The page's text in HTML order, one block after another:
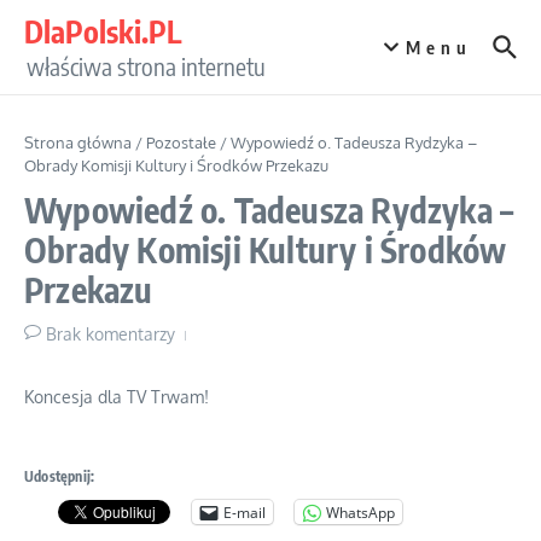
DlaPolski.PL
właściwa strona internetu
Menu
Strona główna / Pozostałe /Wypowiedź o. Tadeusza Rydzyka –
Obrady Komisji Kultury i Środków Przekazu
Wypowiedź o. Tadeusza Rydzyka –
Obrady Komisji Kultury i Środków
Przekazu
Brak komentarzy
Koncesja dla TV Trwam!
Udostępnij:
E-mail WhatsApp